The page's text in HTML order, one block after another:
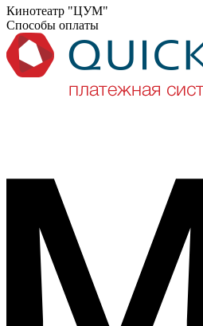
Кинотеатр "ЦУМ"
Способы оплаты